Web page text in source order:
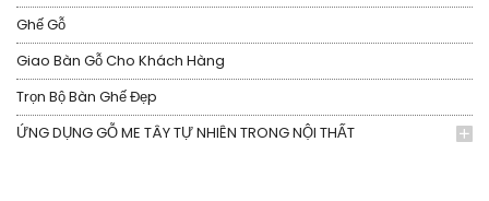
Ghế Gỗ
Giao Bàn Gỗ Cho Khách Hàng
Trọn Bộ Bàn Ghế Đẹp
ỨNG DỤNG GỖ ME TÂY TỰ NHIÊN TRONG NỘI THẤT